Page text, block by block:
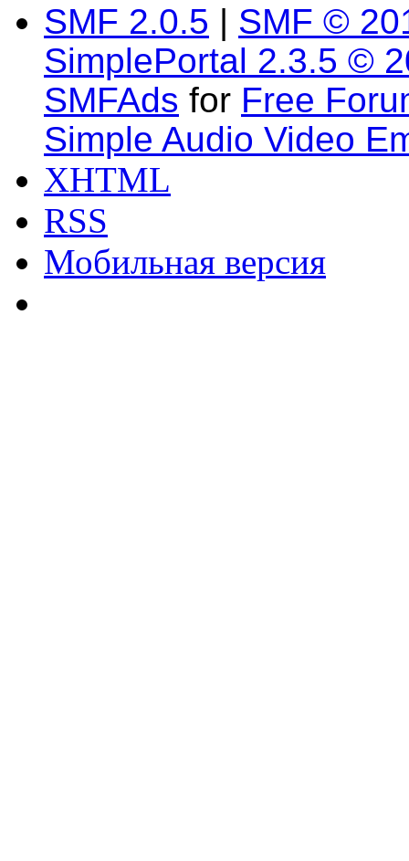
SMF 2.0.5 | SMF ©
SimplePortal 2.3.5 ©
SMFAds for Free
Simple Audio Video
XHTML
RSS
Мобильная версия